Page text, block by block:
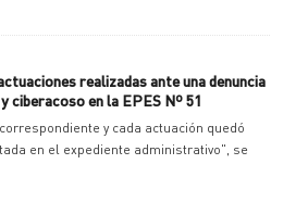
realizadas ante una denuncia
ciberacoso en la EPES Nº 51
y cada actuación quedó
en el expediente administrativo", se